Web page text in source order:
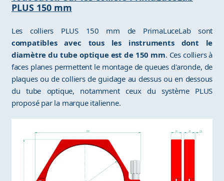
PLUS 150 mm
Les colliers PLUS 150 mm de PrimaLuceLab sont
compatibles avec tous les instruments dont le
diamètre du tube optique est de 150 mm. Ces colliers à
faces planes permettent le montage de queues d'aronde, de
plaques ou de colliers de guidage au dessus ou en dessous
du tube optique, notamment ceux du système PLUS
proposé par la marque italienne.